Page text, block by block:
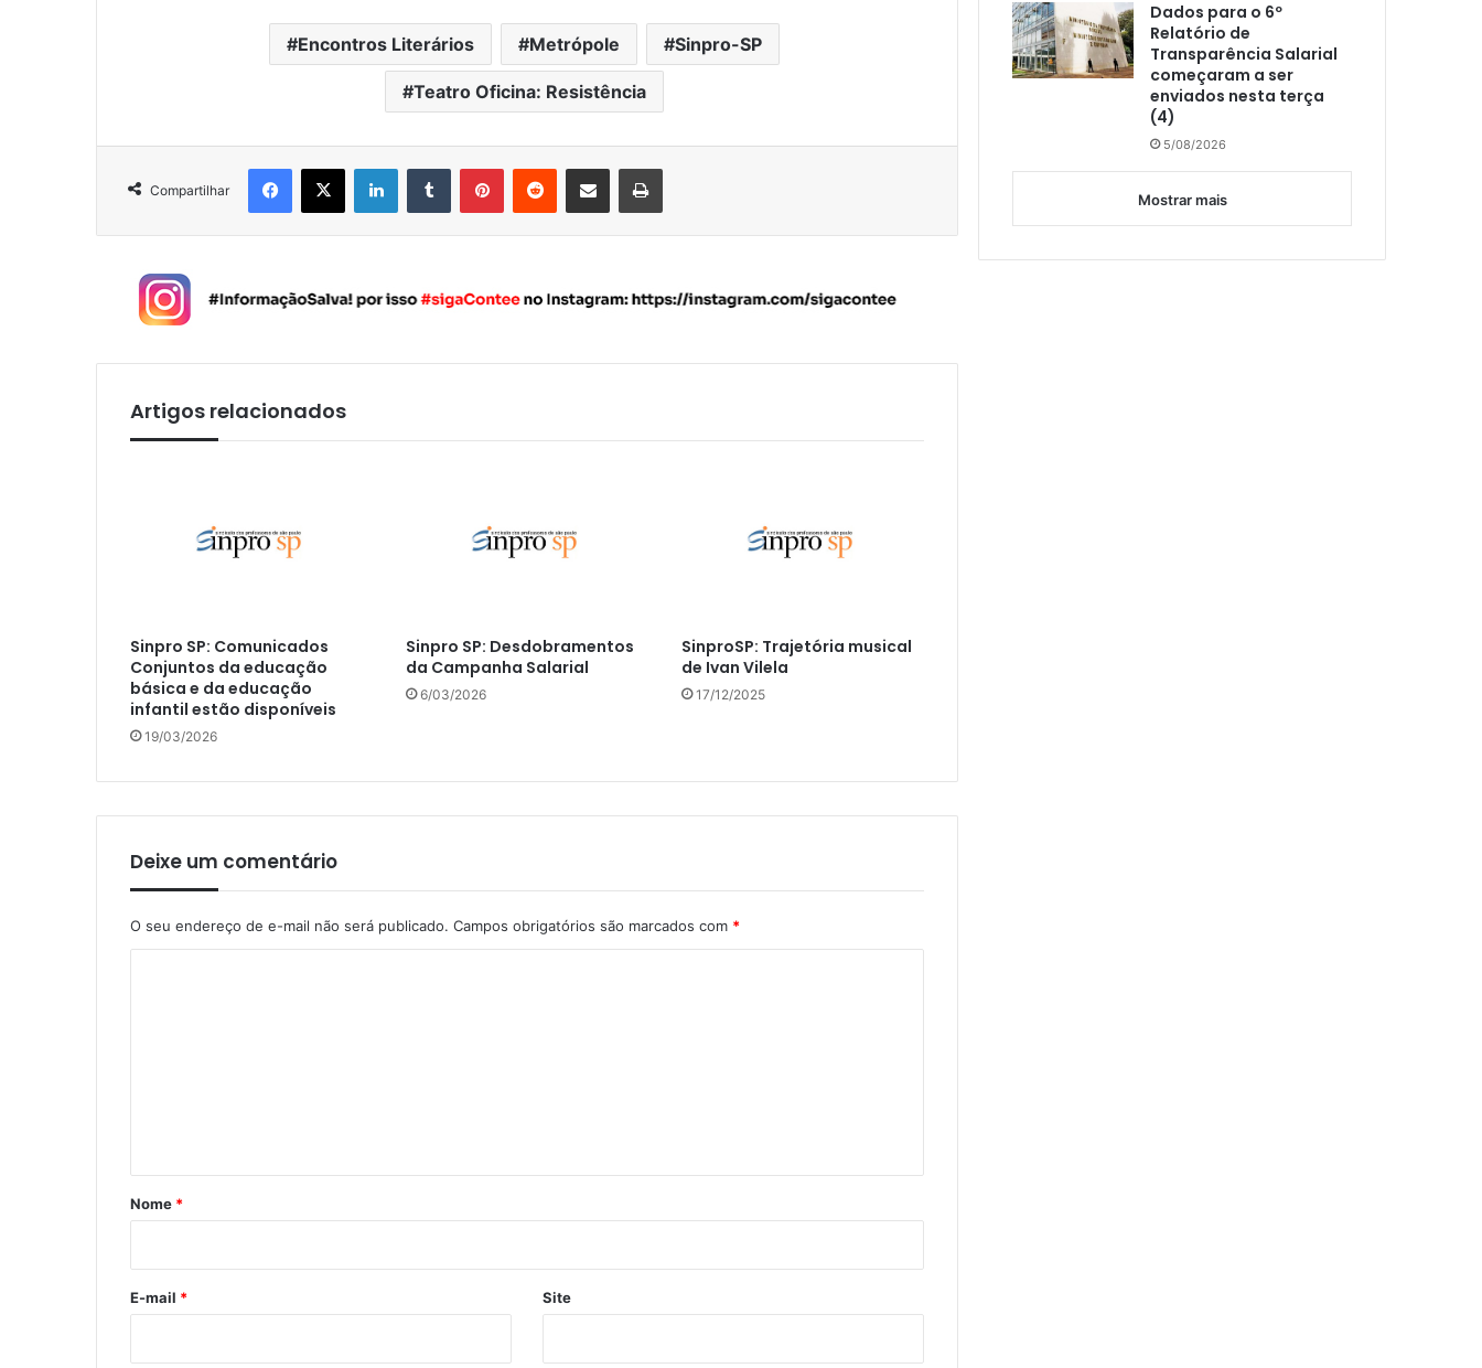
Encontros Literários Metrópole Sinpro-SP
Teatro Oficina: Resistência
Compartilhar
Artigos relacionados
Sinpro SP: Comunicados
Conjuntos da educação
básica e da educação
infantil estão disponíveis
19/03/2026
Sinpro SP: Desdobramentos
da Campanha Salarial
6/03/2026
SinproSP: Trajetória musical
de Ivan Vilela
17/12/2025
Deixe um comentário
O seu endereço de e-mail não será publicado. Campos obrigatórios são marcados com *
r
*
Nome *
E-mail * Site
Dados para o 6º
Relatório de
Transparência Salarial
começaram a ser
enviados nesta terça
(4)
5/08/2026
Mostrar mais